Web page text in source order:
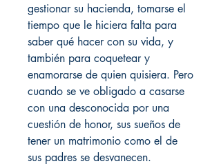
gestionar su hacienda, tomarse el
tiempo que le hiciera falta para
saber qué hacer con su vida, y
también para coquetear y
enamorarse de quien quisiera. Pero
cuando se ve obligado a casarse
con una desconocida por una
cuestión de honor, sus sueños de
tener un matrimonio como el de
sus padres se desvanecen.